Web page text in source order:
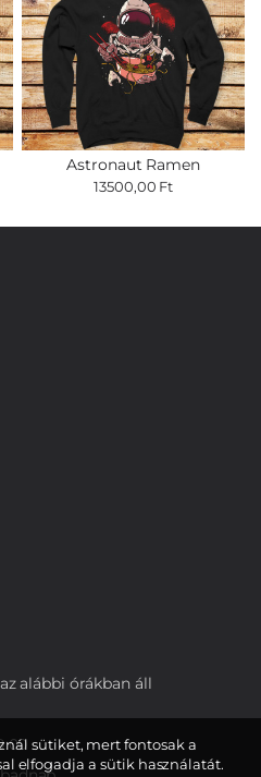
Astronaut Ramen
13500,00 Ft
alábbi órákban áll
sütiket, mert fontosak a
elfogadja a sütik használatát.